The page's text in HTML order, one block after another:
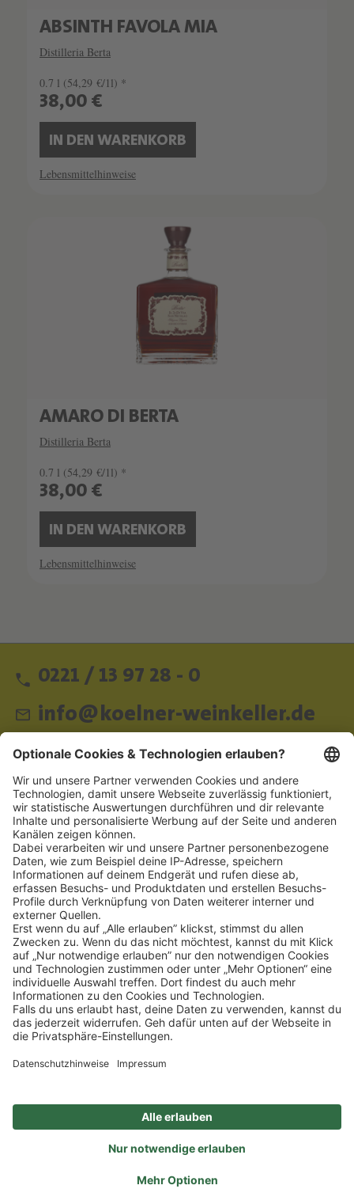
ABSINTH FAVOLA MIA
Distilleria Berta
0.7 l (54,29 €/1l) *
38,00 €
IN DEN WARENKORB
Lebensmittelhinweise
AMARO DI BERTA
Distilleria Berta
0.7 l (54,29 €/1l) *
38,00 €
IN DEN WARENKORB
Lebensmittelhinweise
0221 / 13 97 28 - 0
info@koelner-weinkeller.de
Schnellzugriff
ZAHLUNGSMETHODEN
SOCIAL
NEWSLETTER
BESUCHEN SIE UNS
Alle Preise inkl. gesetzl. Mehrwertsteuer zzgl. Versandkosten und ggf.
Nachnahmegebühren, wenn nicht anders angegeben.
Zertifizierter Bio-Fachhändler